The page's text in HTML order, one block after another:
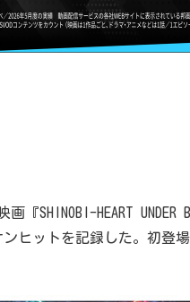
SHINOBI-HEART UNDER
ンヒットを記録した。初登